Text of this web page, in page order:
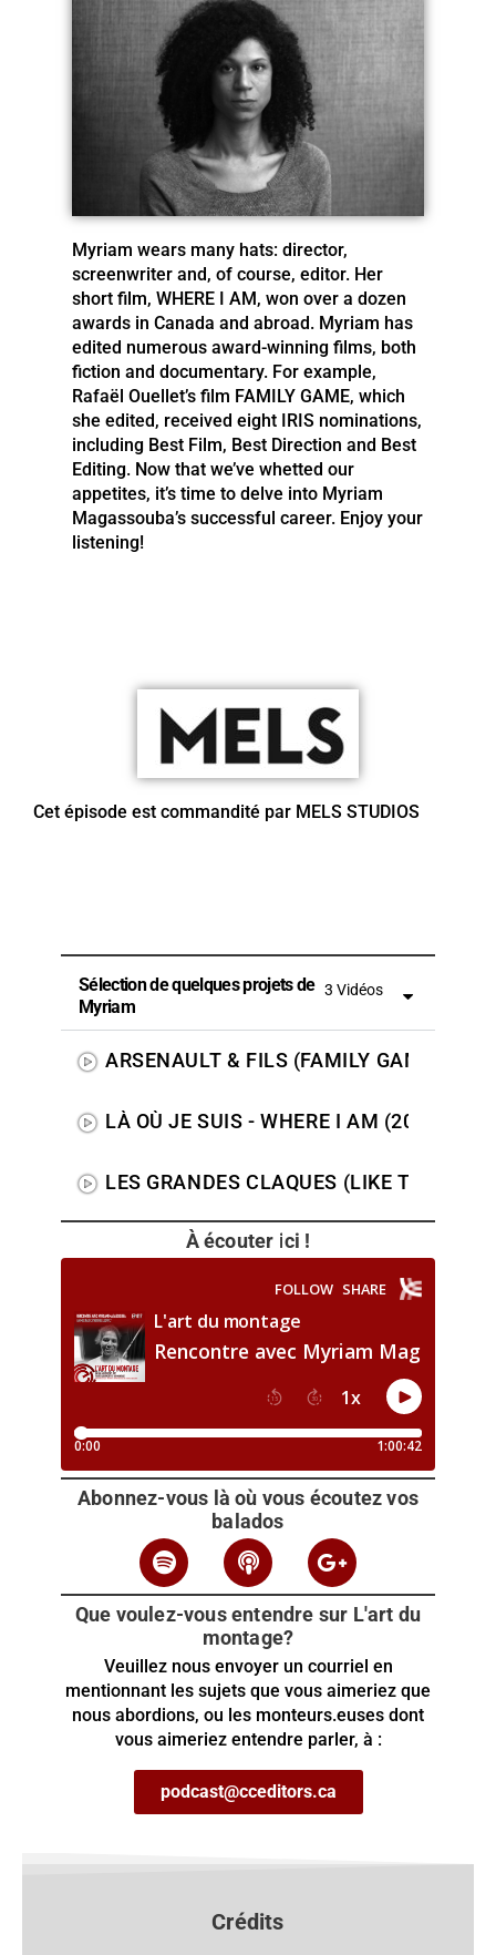
Myriam wears many hats: director,
screenwriter and, of course, editor. Her
short film, WHERE I AM, won over a dozen
awards in Canada and abroad. Myriam has
edited numerous award-winning films, both
fiction and documentary. For example,
Rafaël Ouellet’s film FAMILY GAME, which
she edited, received eight IRIS nominations,
including Best Film, Best Direction and Best
Editing. Now that we’ve whetted our
appetites, it’s time to delve into Myriam
Magassouba’s successful career. Enjoy your
listening!
Cet épisode est commandité par MELS STUDIOS
Sélection de quelques projets de
Myriam
3 Vidéos
ARSENAULT & FILS (FAMILY GAME)
LÀ OÙ JE SUIS - WHERE I AM (2012)
LES GRANDES CLAQUES (LIKE THE
À écouter ici !
Abonnez-vous là où vous écoutez vos
balados
Que voulez-vous entendre sur L'art du
montage?
Veuillez nous envoyer un courriel en
mentionnant les sujets que vous aimeriez que
nous abordions, ou les monteurs.euses dont
vous aimeriez entendre parler, à :
podcast@cceditors.ca
Crédits